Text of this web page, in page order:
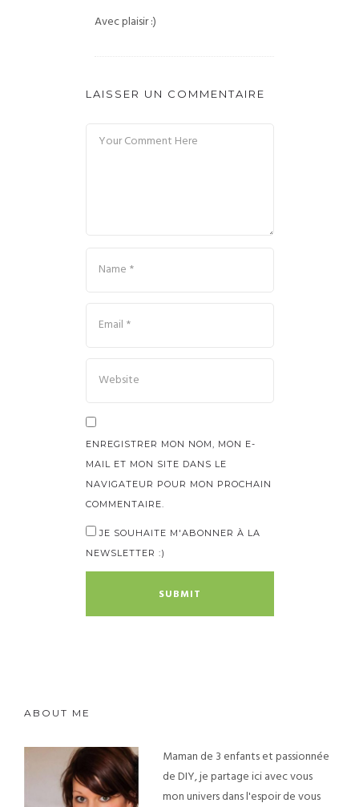
Avec plaisir :)
LAISSER UN COMMENTAIRE
ENREGISTRER MON NOM, MON E-
MAIL ET MON SITE DANS LE
NAVIGATEUR POUR MON PROCHAIN
COMMENTAIRE.
JE SOUHAITE M'ABONNER À LA
NEWSLETTER :)
ABOUT ME
Maman de 3 enfants et passionnée
de DIY, je partage ici avec vous
mon univers dans l'espoir de vous